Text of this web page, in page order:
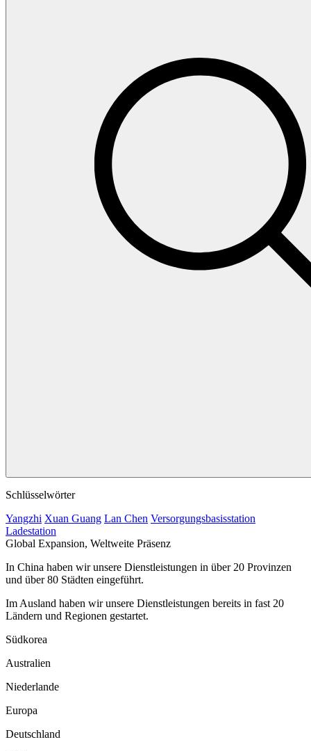
Schlüsselwörter
Yangzhi Xuan Guang Lan Chen Versorgungsbasisstation
Ladestation
Global Expansion, Weltweite Präsenz
In China haben wir unsere Dienstleistungen in über 20 Provinzen
und über 80 Städten eingeführt.
Im Ausland haben wir unsere Dienstleistungen bereits in fast 20
Ländern und Regionen gestartet.
Südkorea
Australien
Niederlande
Europa
Deutschland